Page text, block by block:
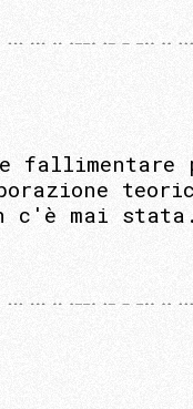
fallimentare
c'è mai stata.